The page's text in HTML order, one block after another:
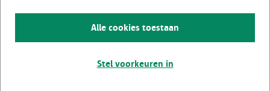
Alle cookies toestaan
Stel voorkeuren in